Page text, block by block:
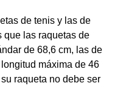
de tenis y las de
que las raquetas de
de 68,6 cm, las de
máxima de 46
raqueta no debe ser